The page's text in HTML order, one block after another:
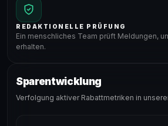
REDAKTIONELLE PRÜFUNG
Ein menschliches Team prüft Meldungen,
erhalten.
Sparentwicklung
Verfolgung aktiver Rabattmetriken in